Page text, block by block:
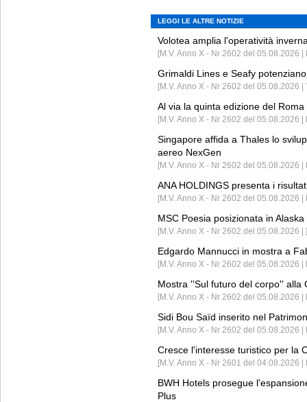
LEGGI LE ALTRE NOTIZIE
Volotea amplia l'operatività
[M.V. Anno X - Nr 2602 del 05.08.2026 |
Grimaldi Lines e Seafy
[M.V. Anno X - Nr 2602 del 05.08.2026 |
Al via la quinta edizione del
[M.V. Anno X - Nr 2602 del 05.08.2026 |
Singapore affida a Thales lo
aereo NexGen
[M.V. Anno X - Nr 2602 del 05.08.2026
ANA HOLDINGS presenta i
[M.V. Anno X - Nr 2602 del 05.08.2026
MSC Poesia posizionata in
[M.V. Anno X - Nr 2602 del 05.08.2026 | ]
Edgardo Mannucci in mostra a
[M.V. Anno X - Nr 2602 del 05.08.2026 |
Mostra ''Sul futuro del corpo'' alla
[M.V. Anno X - Nr 2602 del 05.08.2026
Sidi Bou Saïd inserito nel
[M.V. Anno X - Nr 2602 del 05.08.2026
Cresce l'interesse turistico per la
[M.V. Anno X - Nr 2601 del 04.08.2026 |
BWH Hotels prosegue
Plus